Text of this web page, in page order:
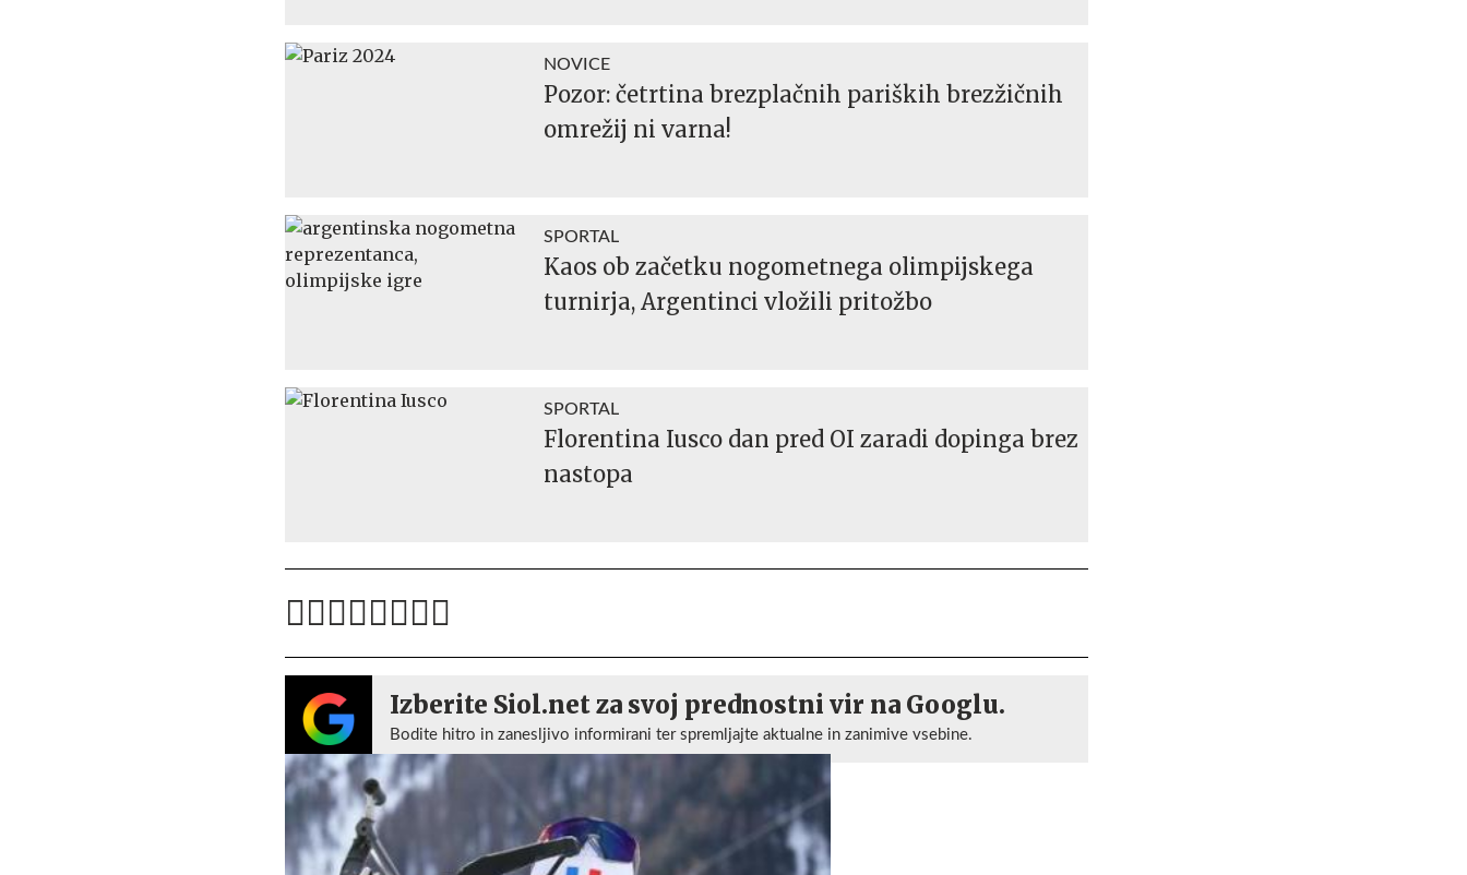
NOVICE
Pozor: četrtina brezplačnih pariških brezžičnih
omrežij ni varna!
SPORTAL
Kaos ob začetku nogometnega olimpijskega
turnirja, Argentinci vložili pritožbo
SPORTAL
Florentina Iusco dan pred OI zaradi dopinga brez
nastopa
Izberite Siol.net za svoj prednostni vir na Googlu.
Bodite hitro in zanesljivo informirani ter spremljajte aktualne in zanimive vsebine.